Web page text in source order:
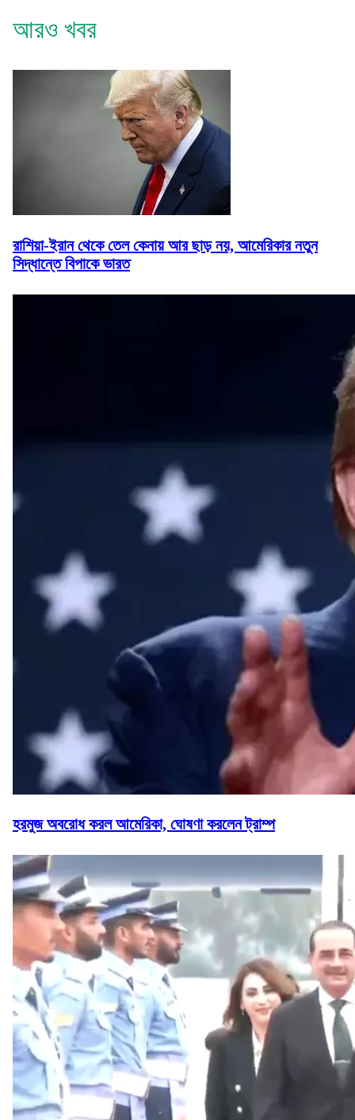
আরও খবর
রাশিয়া-ইরান থেকে তেল কেনায় আর ছাড় নয়, আমেরিকার নতুন
সিদ্ধান্তে বিপাকে ভারত
হরমুজ অবরোধ করল আমেরিকা, ঘোষণা করলেন ট্রাম্প